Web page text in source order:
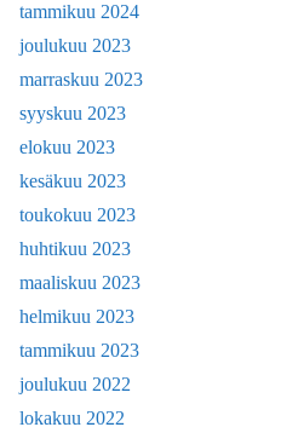
tammikuu 2024
joulukuu 2023
marraskuu 2023
syyskuu 2023
elokuu 2023
kesäkuu 2023
toukokuu 2023
huhtikuu 2023
maaliskuu 2023
helmikuu 2023
tammikuu 2023
joulukuu 2022
lokakuu 2022